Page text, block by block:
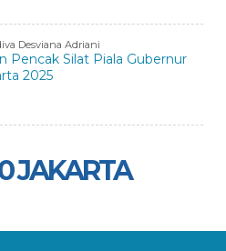
Desviana Adriani
Pencak Silat Piala Gubernur
2025
JAKARTA